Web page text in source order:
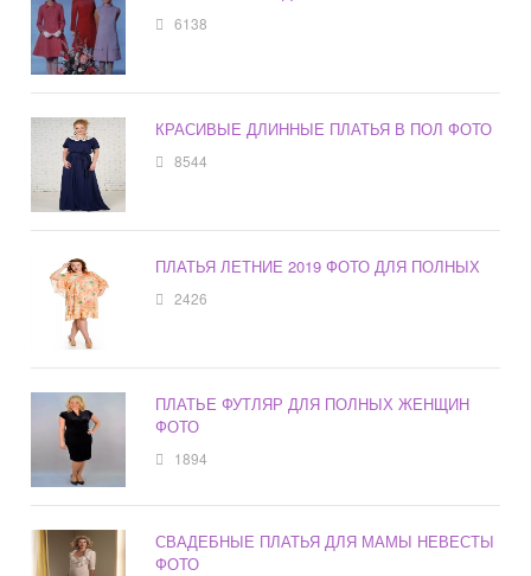
6138
КРАСИВЫЕ ДЛИННЫЕ ПЛАТЬЯ В ПОЛ ФОТО
8544
ПЛАТЬЯ ЛЕТНИЕ 2019 ФОТО ДЛЯ ПОЛНЫХ
2426
ПЛАТЬЕ ФУТЛЯР ДЛЯ ПОЛНЫХ ЖЕНЩИН
ФОТО
1894
СВАДЕБНЫЕ ПЛАТЬЯ ДЛЯ МАМЫ НЕВЕСТЫ
ФОТО